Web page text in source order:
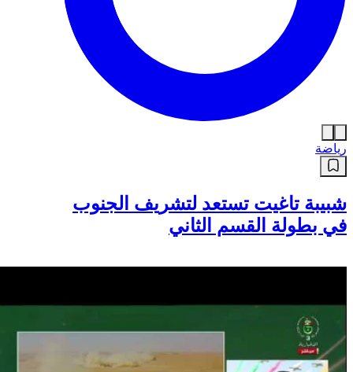
رياضة
شبيبة تاغيت تستعد لتشريف الجنوب
في بطولة القسم الثاني